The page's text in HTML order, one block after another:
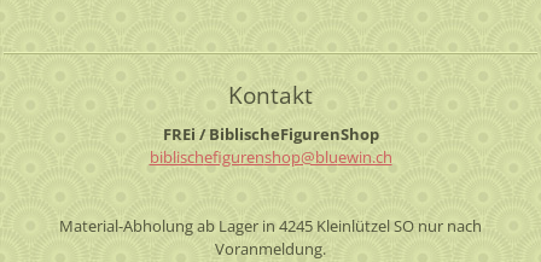
Kontakt
FREi / BiblischeFigurenShop
biblischefigurenshop@bluewin.ch
Material-Abholung ab Lager in 4245 Kleinlützel SO nur nach
Voranmeldung.